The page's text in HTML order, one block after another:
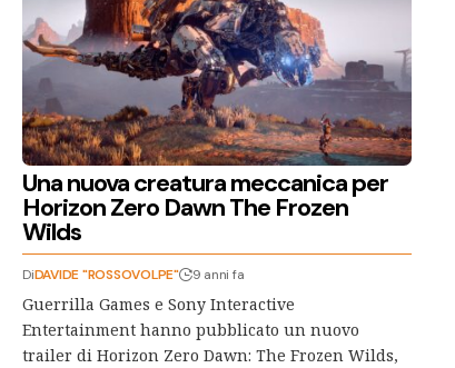
Una nuova creatura meccanica per
Horizon Zero Dawn The Frozen
Wilds
DiDAVIDE "ROSSOVOLPE" 9 anni fa
Guerrilla Games e Sony Interactive
Entertainment hanno pubblicato un nuovo
trailer di Horizon Zero Dawn: The Frozen Wilds,